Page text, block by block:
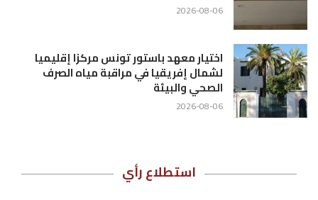
2026-08-06
اختيار معهد باستور تونس مركزا إقليميا
لشمال إفريقيا في مراقبة مياه الصرف
الصحي والبيئة
2026-08-06
استطلاع رأي